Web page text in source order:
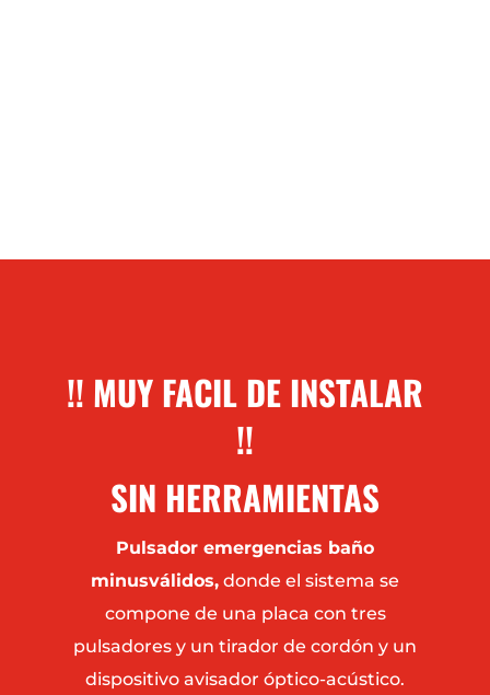
!! MUY FACIL DE INSTALAR
!!
SIN HERRAMIENTAS
Pulsador emergencias baño
minusválidos, donde el sistema se
compone de una placa con tres
pulsadores y un tirador de cordón y un
dispositivo avisador óptico-acústico.